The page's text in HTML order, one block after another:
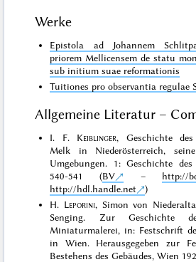
Werke
Epistola ad Johannem
priorem Mellicensem de statu
sub initium suae reformationis
Tuitiones pro observantia regulae
Allgemeine Literatur –
I. F. Keiblinger, Geschichte des
Melk in Niederösterreich,
Umgebungen. 1: Geschichte
540-541 (BV – http://
http://hdl.handle.net
)
H. Leporini, Simon von
Senging. Zur Geschichte
Miniaturmalerei, in: Festschrift
in Wien. Herausgegeben zur
Bestehens des Gebäudes, Wien